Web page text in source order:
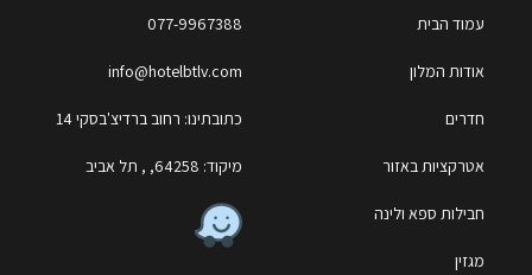
עמוד הבית
אודות המלון
חדרים
אטרקציות באזור
חבילות ספא ולינה
מגזין
077-9967388
info@hotelbtlv.com
כתובתינו: רחוב ברדיצ'בסקי 14
מיקוד: 64258, , תל אביב